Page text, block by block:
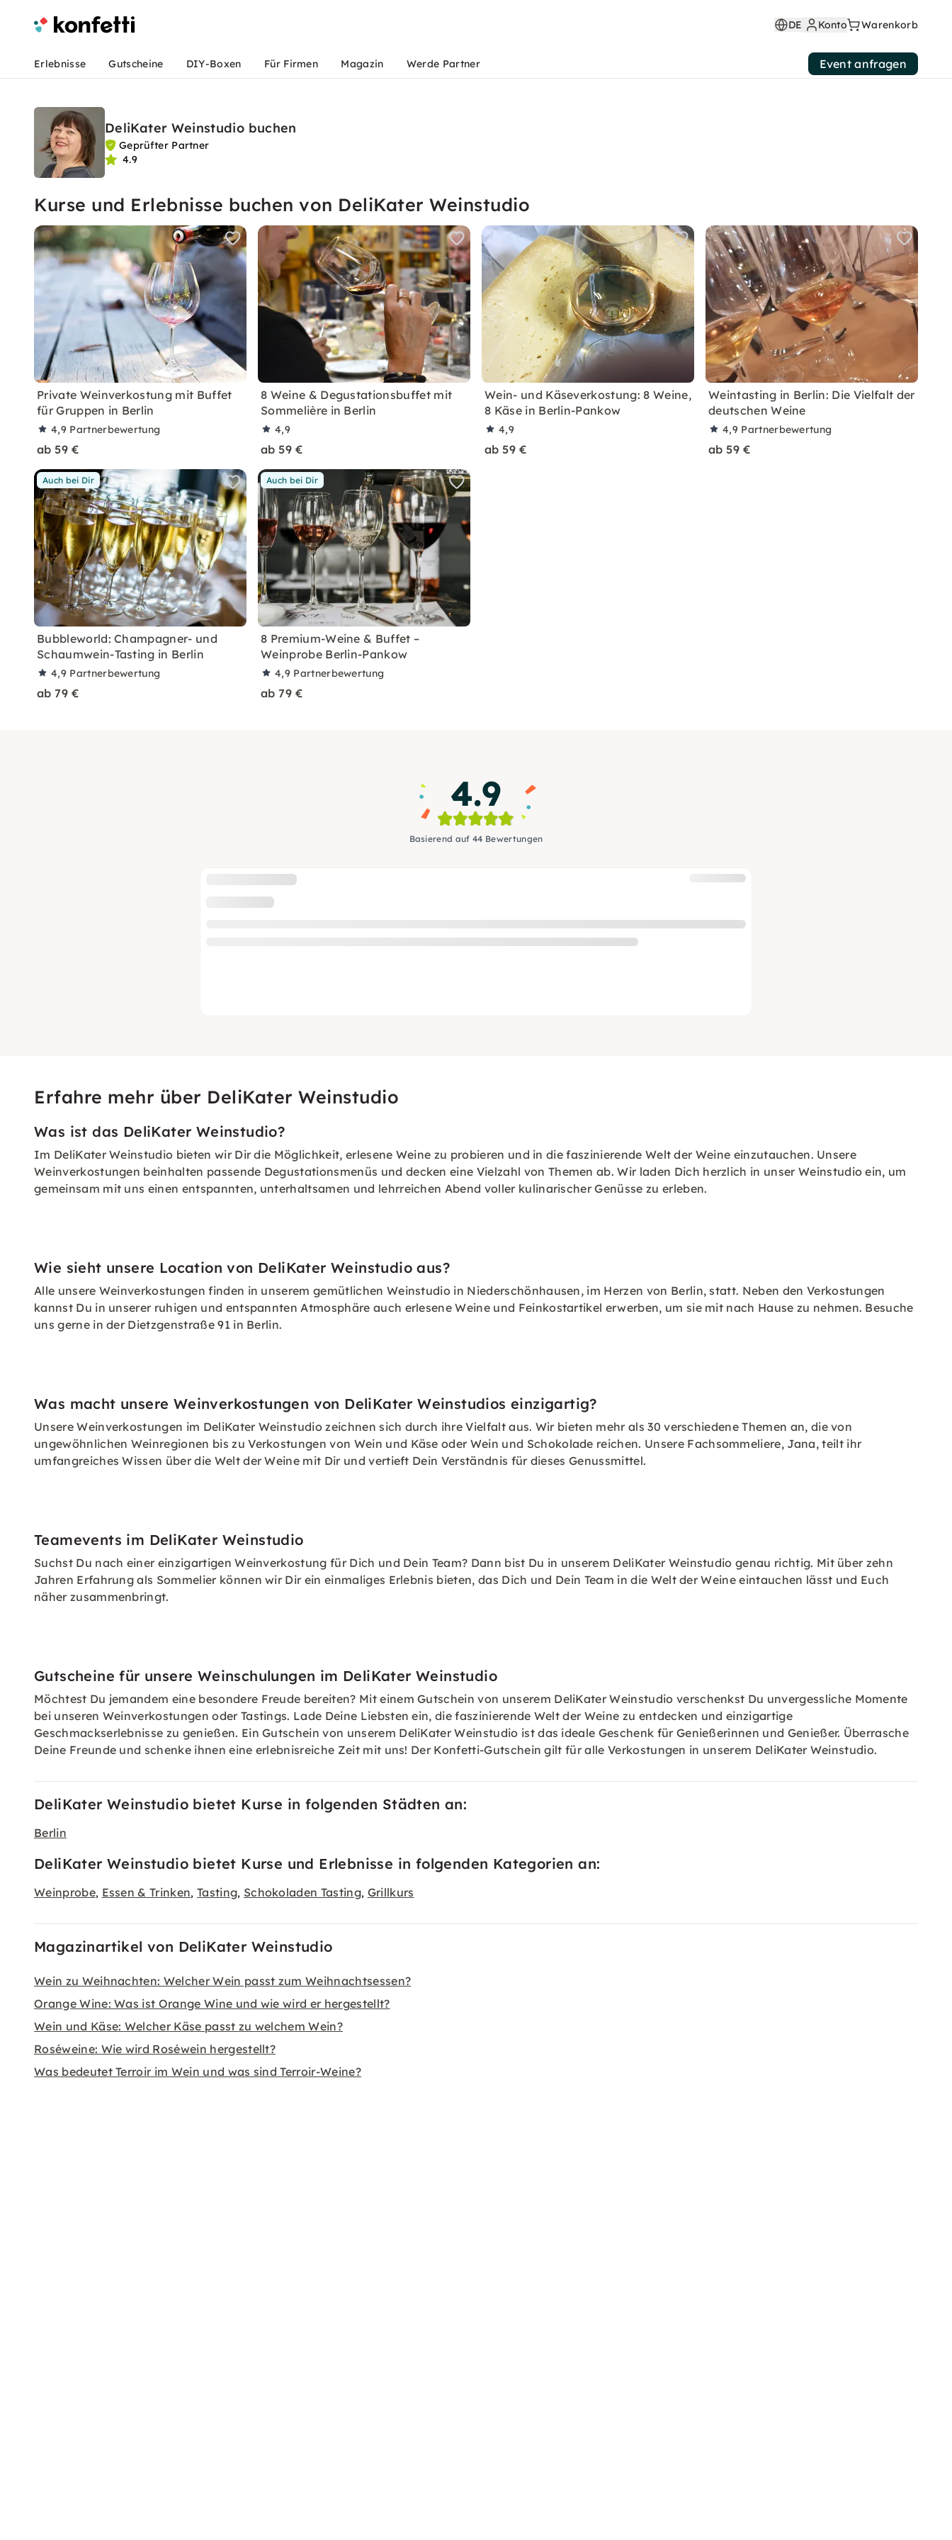
DE Konto Warenkorb
Erlebnisse Gutscheine DIY-Boxen Für Firmen Magazin Werde Partner Event anfragen
DeliKater Weinstudio buchen
Geprüfter Partner
4.9
Kurse und Erlebnisse buchen von DeliKater Weinstudio
Private Weinverkostung mit Buffet
für Gruppen in Berlin
4,9 Partnerbewertung
ab 59 €
8 Weine & Degustationsbuffet mit
Sommelière in Berlin
4,9
ab 59 €
Wein- und Käseverkostung: 8 Weine,
8 Käse in Berlin-Pankow
4,9
ab 59 €
Weintasting in Berlin: Die Vielfalt der
deutschen Weine
4,9 Partnerbewertung
ab 59 €
Auch bei Dir
Bubbleworld: Champagner- und
Schaumwein-Tasting in Berlin
4,9 Partnerbewertung
ab 79 €
Auch bei Dir
8 Premium-Weine & Buffet –
Weinprobe Berlin-Pankow
4,9 Partnerbewertung
ab 79 €
4.9
Basierend auf 44 Bewertungen
Erfahre mehr über DeliKater Weinstudio
Was ist das DeliKater Weinstudio?
Im DeliKater Weinstudio bieten wir Dir die Möglichkeit, erlesene Weine zu probieren und in die faszinierende Welt der Weine einzutauchen. Unsere
Weinverkostungen beinhalten passende Degustationsmenüs und decken eine Vielzahl von Themen ab. Wir laden Dich herzlich in unser Weinstudio ein, um
gemeinsam mit uns einen entspannten, unterhaltsamen und lehrreichen Abend voller kulinarischer Genüsse zu erleben.
Wie sieht unsere Location von DeliKater Weinstudio aus?
Alle unsere Weinverkostungen finden in unserem gemütlichen Weinstudio in Niederschönhausen, im Herzen von Berlin, statt. Neben den Verkostungen
kannst Du in unserer ruhigen und entspannten Atmosphäre auch erlesene Weine und Feinkostartikel erwerben, um sie mit nach Hause zu nehmen. Besuche
uns gerne in der Dietzgenstraße 91 in Berlin.
Was macht unsere Weinverkostungen von DeliKater Weinstudios einzigartig?
Unsere Weinverkostungen im DeliKater Weinstudio zeichnen sich durch ihre Vielfalt aus. Wir bieten mehr als 30 verschiedene Themen an, die von
ungewöhnlichen Weinregionen bis zu Verkostungen von Wein und Käse oder Wein und Schokolade reichen. Unsere Fachsommeliere, Jana, teilt ihr
umfangreiches Wissen über die Welt der Weine mit Dir und vertieft Dein Verständnis für dieses Genussmittel.
Teamevents im DeliKater Weinstudio
Suchst Du nach einer einzigartigen Weinverkostung für Dich und Dein Team? Dann bist Du in unserem DeliKater Weinstudio genau richtig. Mit über zehn
Jahren Erfahrung als Sommelier können wir Dir ein einmaliges Erlebnis bieten, das Dich und Dein Team in die Welt der Weine eintauchen lässt und Euch
näher zusammenbringt.
Gutscheine für unsere Weinschulungen im DeliKater Weinstudio
Möchtest Du jemandem eine besondere Freude bereiten? Mit einem Gutschein von unserem DeliKater Weinstudio verschenkst Du unvergessliche Momente
bei unseren Weinverkostungen oder Tastings. Lade Deine Liebsten ein, die faszinierende Welt der Weine zu entdecken und einzigartige
Geschmackserlebnisse zu genießen. Ein Gutschein von unserem DeliKater Weinstudio ist das ideale Geschenk für Genießerinnen und Genießer. Überrasche
Deine Freunde und schenke ihnen eine erlebnisreiche Zeit mit uns! Der Konfetti-Gutschein gilt für alle Verkostungen in unserem DeliKater Weinstudio.
DeliKater Weinstudio bietet Kurse in folgenden Städten an:
Berlin
DeliKater Weinstudio bietet Kurse und Erlebnisse in folgenden Kategorien an:
Weinprobe, Essen & Trinken, Tasting, Schokoladen Tasting, Grillkurs
Magazinartikel von DeliKater Weinstudio
Wein zu Weihnachten: Welcher Wein passt zum Weihnachtsessen?
Orange Wine: Was ist Orange Wine und wie wird er hergestellt?
Wein und Käse: Welcher Käse passt zu welchem Wein?
Roséweine: Wie wird Roséwein hergestellt?
Was bedeutet Terroir im Wein und was sind Terroir-Weine?